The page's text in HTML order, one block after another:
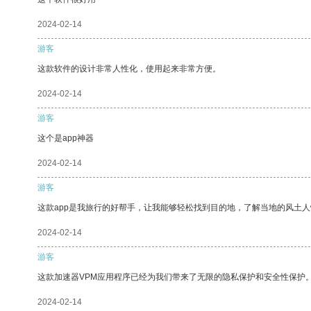
2024-02-14
游客
这款软件的设计非常人性化，使用起来非常方便。
2024-02-14
游客
这个是app神器
2024-02-14
游客
这款app是我旅行的好帮手，让我能够轻松找到目的地，了解当地的风土
2024-02-14
游客
这款加速器VPM应用程序已经为我们带来了无限的隐私保护和安全性保护
2024-02-14